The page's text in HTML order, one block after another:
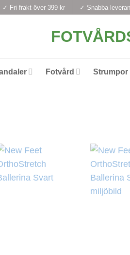
✓ Fri frakt över 399 kr ✓ Snabba
Fotvård Strumpor